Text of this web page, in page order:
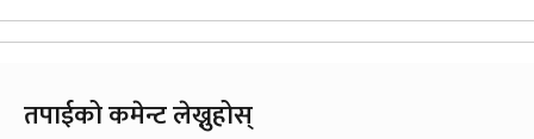
तपाईको कमेन्ट लेख्नुहोस्